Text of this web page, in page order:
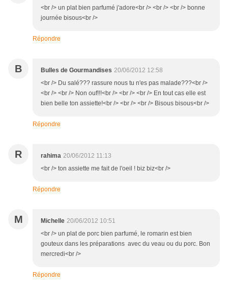
<br /> un plat bien parfumé j'adore<br /> <br /> <br /> bonne
journée bisous<br />
Répondre
B Bulles de Gourmandises 20/06/2012 12:58
<br /> Du salé??? rassure nous tu n'es pas malade???<br />
<br /> <br /> Non ouf!!!<br /> <br /> <br /> En tout cas elle est
bien belle ton assiette!<br /> <br /> <br /> Bisous bisous<br />
Répondre
R rahima 20/06/2012 11:13
<br /> ton assiette me fait de l'oeil ! biz biz<br />
Répondre
M Michelle 20/06/2012 10:51
<br /> un plat de porc bien parfumé, le romarin est bien
gouteux dans les préparations avec du veau ou du porc. Bon
mercredi<br />
Répondre